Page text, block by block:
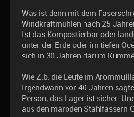
Was ist denn mit dem
Windkraftmühlen nach 25
Ist das Kompostierbar oder
unter der Erde oder im tiefen
sich in 30 Jahren darum
Wie Z.b. die Leute im
Irgendwann vor 40 Jahren
Person, das Lager ist sicher.
aus den maroden Stahlfässern